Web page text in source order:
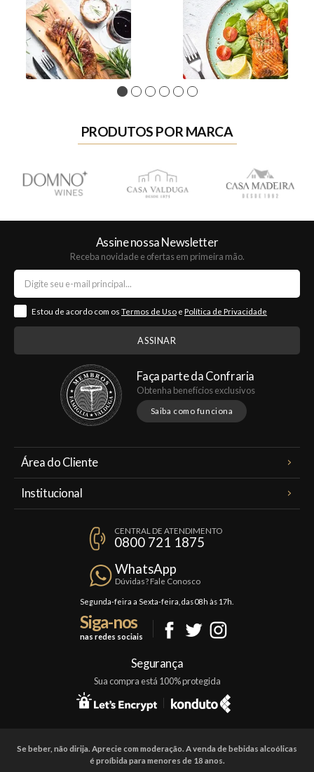
1 2 3 4 5 6
PRODUTOS POR MARCA
Assine nossa Newsletter
Receba novidade e ofertas em primeira mão.
Estou de acordo com os Termos de Uso e Política de Privacidade
Faça parte da Confraria
Obtenha benefícios exclusivos
Saiba como funciona
Área do Cliente
Institucional
Política de Privacidade
Trocas e Devoluções
Formas de Pagamento
CENTRAL DE ATENDIMENTO
0800 721 1875
WhatsApp
Dúvidas? Fale Conosco
Segunda-feira a Sexta-feira, das 08h às 17h.
Siga-nos
nas redes sociais
Segurança
Sua compra está 100% protegida
Se beber, não dirija. Aprecie com moderação. A venda de bebidas alcoólicas
é proíbida para menores de 18 anos.